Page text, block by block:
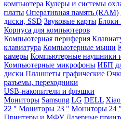
компьютера Кулеры и системы
платы Оперативная память (RAM)
диски, SSD Звуковые карты Блоки
Корпуса для компьютеров
Компьютерная периферия
клавиатура Компьютерные мыши
камеры Компьютерные наушники
Компьютерные микрофоны ИБП
диски Планшеты графические
разъемы, переходники
USB-накопители и флэшки
Мониторы Samsung LG DELL
22 " Мониторы 23 " Мониторы 24 "
Принтеры и МФУ Лазерные